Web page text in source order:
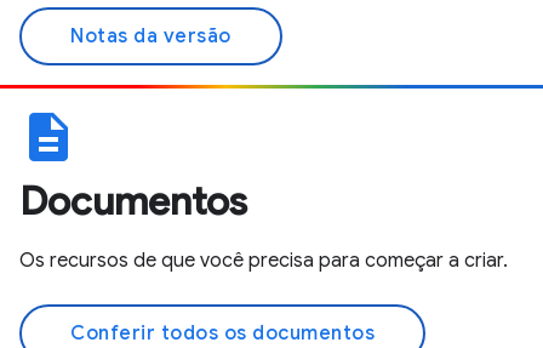
Notas da versão
description
Documentos
Os recursos de que você precisa para começar a criar.
Conferir todos os documentos